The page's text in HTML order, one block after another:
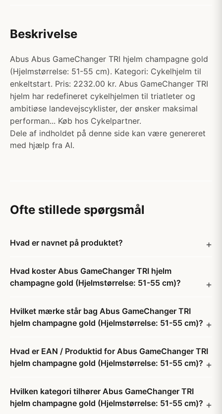
Beskrivelse
Abus Abus GameChanger TRI hjelm champagne gold
(Hjelmstørrelse: 51-55 cm). Kategori: Cykelhjelm til
enkeltstart. Pris: 2232.00 kr. Abus GameChanger TRI
hjelm har redefineret cykelhjelmen til triatleter og
ambitiøse landevejscyklister, der ønsker maksimal
performan... Køb hos Cykelpartner.
Dele af indholdet på denne side kan være genereret
med hjælp fra AI.
Ofte stillede spørgsmål
Hvad er navnet på produktet?
Hvad koster Abus GameChanger TRI hjelm
champagne gold (Hjelmstørrelse: 51-55 cm)?
Hvilket mærke står bag Abus GameChanger TRI
hjelm champagne gold (Hjelmstørrelse: 51-55 cm)?
Hvad er EAN / Produktid for Abus GameChanger TRI
hjelm champagne gold (Hjelmstørrelse: 51-55 cm)?
Hvilken kategori tilhører Abus GameChanger TRI
hjelm champagne gold (Hjelmstørrelse: 51-55 cm)?